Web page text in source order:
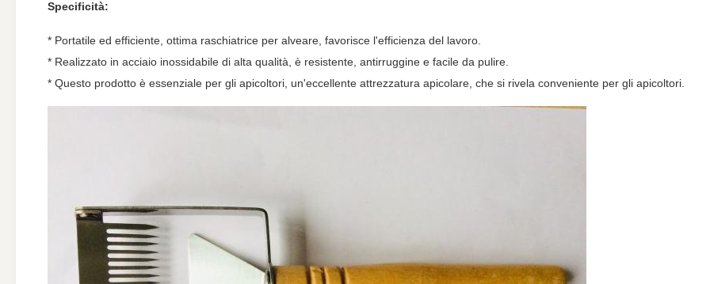
Specificità:
* Portatile ed efficiente, ottima raschiatrice per alveare, favorisce l'efficienza del lavoro.
* Realizzato in acciaio inossidabile di alta qualità, è resistente, antirruggine e facile da pulire.
* Questo prodotto è essenziale per gli apicoltori, un'eccellente attrezzatura apicolare, che si rivela conveniente per gli apicoltori.